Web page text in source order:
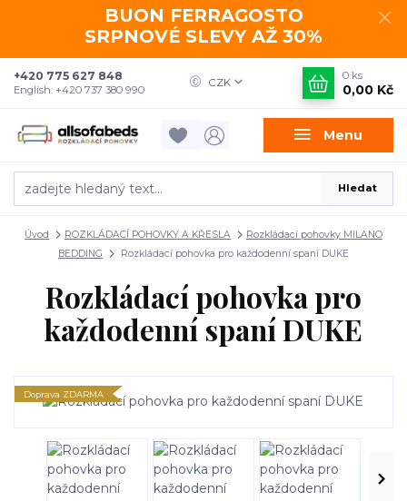
BUON FERRAGOSTO
SRPNOVÉ SLEVY AŽ 30%
Menu
CZK
Hledat
+420 775 627 848
English: +420 737 380 990
0 ks
0,00 Kč
Úvod ROZKLÁDACÍ POHOVKY A KŘESLA
Rozkládací pohovky MILANO
BEDDING
Rozkládací pohovka pro každodenní spaní DUKE
Rozkládací pohovka pro
každodenní spaní DUKE
Doprava ZDARMA